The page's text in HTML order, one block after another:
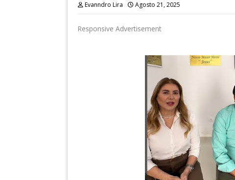
Evanndro Lira Agosto 21, 2025
Responsive Advertisement